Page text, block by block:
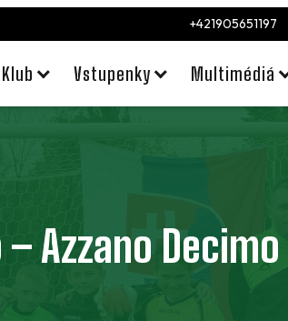
+421905651197
Klub Vstupenky Multimédiá
Azzano Decimo